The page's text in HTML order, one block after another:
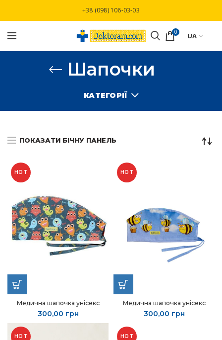
+38 (098) 106-03-03
0 UA
Шапочки
КАТЕГОРІЇ
ПОКАЗАТИ БІЧНУ ПАНЕЛЬ
HOT
Медична шапочка унісекс
300,00 грн
HOT
Медична шапочка унісекс
300,00 грн
HOT HOT
Безкоштовна доставка при замовлені від